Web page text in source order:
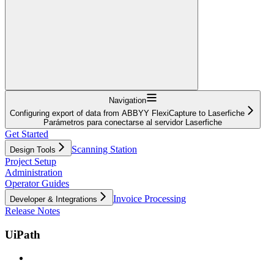
Navigation
Configuring export of data from ABBYY FlexiCapture to Laserfiche
Parámetros para conectarse al servidor Laserfiche
Get Started
Design Tools
Scanning Station
Project Setup
Administration
Operator Guides
Developer & Integrations
Invoice Processing
Release Notes
UiPath